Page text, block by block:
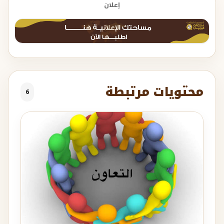
إعلان
محتويات مرتبطة 6